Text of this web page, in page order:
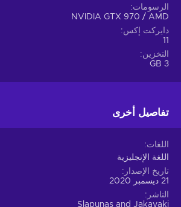
الرسومات
NVIDIA GTX 970 / AMD
دايركت إكس
11
التخزين
3 GB
تفاصيل أخرى
اللغات
اللغة الإنجليزية
تاريخ الإصدار
21 ديسمبر 2020
الناشر
Slapunas and Jakayaki